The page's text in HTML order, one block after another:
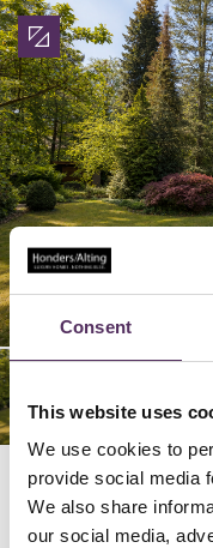
Consent
This website uses
We use cookies to
provide social media
We also share
our social media,
01/6
02/6
03/6
04/6
05/6
06/6
Locatie